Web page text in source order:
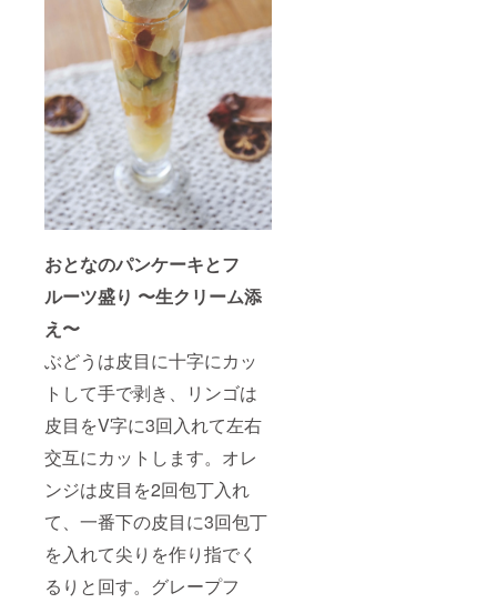
おとなのパンケーキとフ
ルーツ盛り 〜生クリーム添
え〜
ぶどうは皮目に十字にカッ
トして手で剥き、リンゴは
皮目をV字に3回入れて左右
交互にカットします。オレ
ンジは皮目を2回包丁入れ
て、一番下の皮目に3回包丁
を入れて尖りを作り指でく
るりと回す。グレープフ